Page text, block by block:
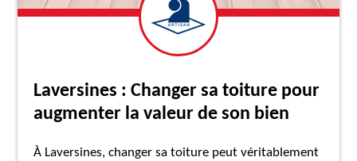
Laversines : Changer sa toiture pour
augmenter la valeur de son bien
À Laversines, changer sa toiture peut véritablement